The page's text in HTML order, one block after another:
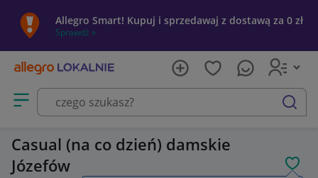
Allegro Smart! Kupuj i sprzedawaj z dostawą za 0 zł
Sprawdź »
Otwórz menu z kategoriami
szukaj
Casual (na co dzień) damskie
Józefów